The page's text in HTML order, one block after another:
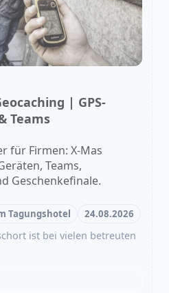
| GPS-
Teams
für Firmen: X-Mas
Teams,
Geschenkefinale.
Tagungshotel 24.08.2026
ist bei vielen betreuten